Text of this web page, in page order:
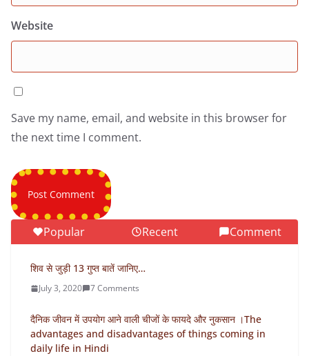
Website
Save my name, email, and website in this browser for
the next time I comment.
Popular Recent Comment
शिव से जुड़ी 13 गुप्त बातें जानिए…
July 3, 2020 7 Comments
दैनिक जीवन में उपयोग आने वाली चीजों के फायदे और नुकसान ।The
advantages and disadvantages of things coming in
daily life in Hindi